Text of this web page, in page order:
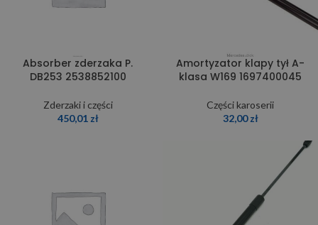
Absorber zderzaka P.
DB253 2538852100
Zderzaki i części
450,01 zł
Amortyzator klapy tył A-
klasa W169 1697400045
Części karoserii
32,00zł